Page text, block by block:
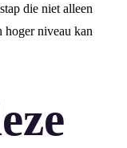
die niet alleen
hoger niveau kan